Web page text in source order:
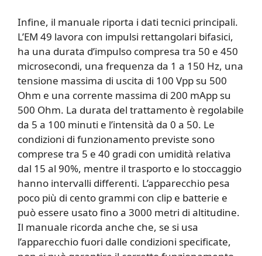
Infine, il manuale riporta i dati tecnici principali.
L’EM 49 lavora con impulsi rettangolari bifasici,
ha una durata d’impulso compresa tra 50 e 450
microsecondi, una frequenza da 1 a 150 Hz, una
tensione massima di uscita di 100 Vpp su 500
Ohm e una corrente massima di 200 mApp su
500 Ohm. La durata del trattamento è regolabile
da 5 a 100 minuti e l’intensità da 0 a 50. Le
condizioni di funzionamento previste sono
comprese tra 5 e 40 gradi con umidità relativa
dal 15 al 90%, mentre il trasporto e lo stoccaggio
hanno intervalli differenti. L’apparecchio pesa
poco più di cento grammi con clip e batterie e
può essere usato fino a 3000 metri di altitudine.
Il manuale ricorda anche che, se si usa
l’apparecchio fuori dalle condizioni specificate,